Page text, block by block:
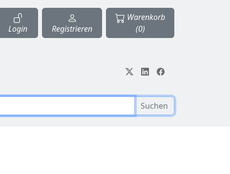
Login Registrieren
Warenkorb
(0)
Suchen